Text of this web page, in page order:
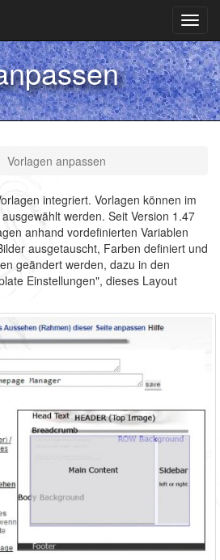
Vorlagen anpassen
integriert. Vorlagen können im
werden. Seit Version 1.47
anhand vordefinierten Variablen
ausgetauscht, Farben definiert und
geändert werden, dazu in den
Einstellungen", dieses Layout